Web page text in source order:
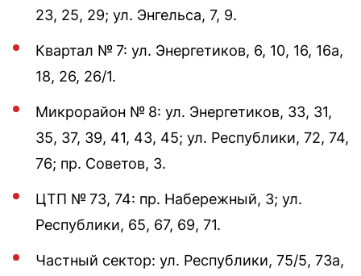
23, 25, 29; ул. Энгельса, 7, 9.
Квартал № 7: ул. Энергетиков, 6, 10, 16, 16а,
18, 26, 26/1.
Микрорайон № 8: ул. Энергетиков, 33, 31,
35, 37, 39, 41, 43, 45; ул. Республики, 72, 74,
76; пр. Советов, 3.
ЦТП № 73, 74: пр. Набережный, 3; ул.
Республики, 65, 67, 69, 71.
Частный сектор: ул. Республики, 75/5, 73а,